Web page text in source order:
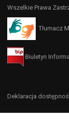
Wszelkie Prawa
Tłumacz
Biuletyn
Deklaracja